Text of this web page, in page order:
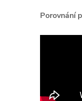
Porovnání